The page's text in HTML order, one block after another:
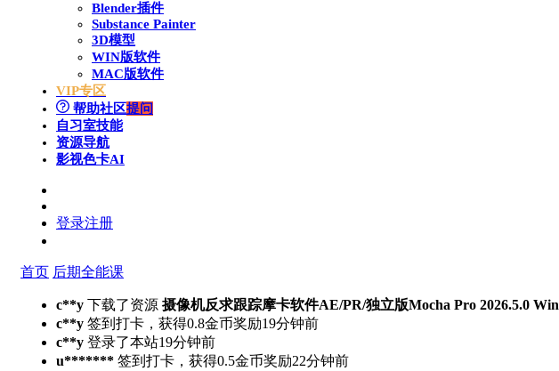
Blender插件
Substance Painter
3D模型
WIN版软件
MAC版软件
VIP专区
帮助社区提问
自习室技能
资源导航
影视色卡AI
登录注册
首页 后期全能课
c**y 下载了资源 摄像机反求跟踪摩卡软件AE/PR/独立版Mocha Pro 2026.5.0 Win
c**y 签到打卡，获得0.8金币奖励19分钟前
c**y 登录了本站19分钟前
u******* 签到打卡，获得0.5金币奖励22分钟前